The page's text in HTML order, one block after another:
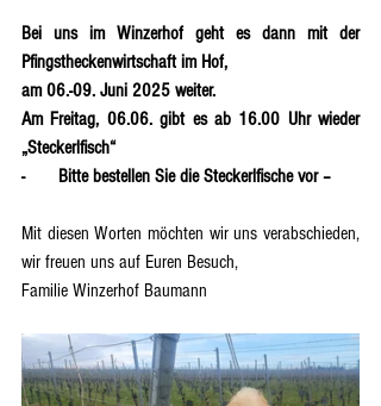
Bei uns im Winzerhof geht es dann mit der
Pfingstheckenwirtschaft im Hof,
am 06.-09. Juni 2025 weiter.
Am Freitag, 06.06. gibt es ab 16.00 Uhr wieder
„Steckerlfisch“
-       Bitte bestellen Sie die Steckerlfische vor –
Mit diesen Worten möchten wir uns verabschieden,
wir freuen uns auf Euren Besuch,
Familie Winzerhof Baumann